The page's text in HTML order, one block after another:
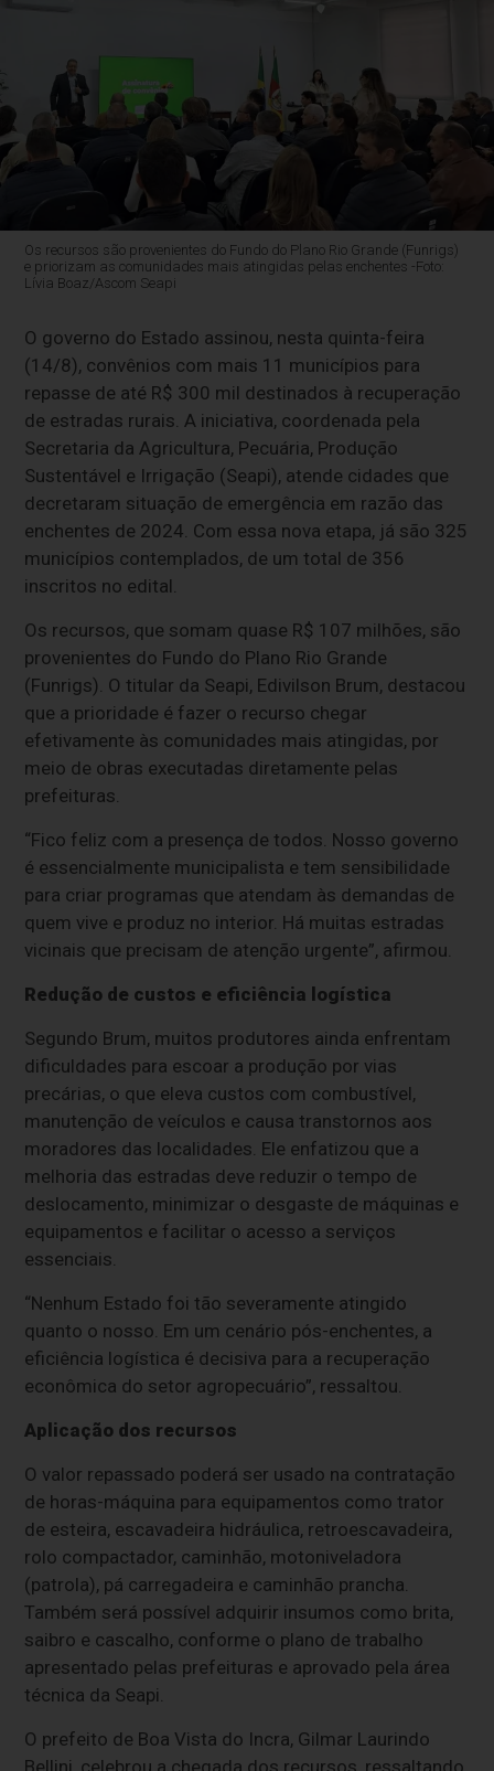
Os recursos são provenientes do Fundo do Plano Rio Grande (Funrigs)
e priorizam as comunidades mais atingidas pelas enchentes -Foto:
Lívia Boaz/Ascom Seapi
O governo do Estado assinou, nesta quinta-feira
(14/8), convênios com mais 11 municípios para
repasse de até R$ 300 mil destinados à recuperação
de estradas rurais. A iniciativa, coordenada pela
Secretaria da Agricultura, Pecuária, Produção
Sustentável e Irrigação (Seapi), atende cidades que
decretaram situação de emergência em razão das
enchentes de 2024. Com essa nova etapa, já são 325
municípios contemplados, de um total de 356
inscritos no edital.
Os recursos, que somam quase R$ 107 milhões, são
provenientes do Fundo do Plano Rio Grande
(Funrigs). O titular da Seapi, Edivilson Brum, destacou
que a prioridade é fazer o recurso chegar
efetivamente às comunidades mais atingidas, por
meio de obras executadas diretamente pelas
prefeituras.
“Fico feliz com a presença de todos. Nosso governo
é essencialmente municipalista e tem sensibilidade
para criar programas que atendam às demandas de
quem vive e produz no interior. Há muitas estradas
vicinais que precisam de atenção urgente”, afirmou.
Redução de custos e eficiência logística
Segundo Brum, muitos produtores ainda enfrentam
dificuldades para escoar a produção por vias
precárias, o que eleva custos com combustível,
manutenção de veículos e causa transtornos aos
moradores das localidades. Ele enfatizou que a
melhoria das estradas deve reduzir o tempo de
deslocamento, minimizar o desgaste de máquinas e
equipamentos e facilitar o acesso a serviços
essenciais.
“Nenhum Estado foi tão severamente atingido
quanto o nosso. Em um cenário pós-enchentes, a
eficiência logística é decisiva para a recuperação
econômica do setor agropecuário”, ressaltou.
Aplicação dos recursos
O valor repassado poderá ser usado na contratação
de horas-máquina para equipamentos como trator
de esteira, escavadeira hidráulica, retroescavadeira,
rolo compactador, caminhão, motoniveladora
(patrola), pá carregadeira e caminhão prancha.
Também será possível adquirir insumos como brita,
saibro e cascalho, conforme o plano de trabalho
apresentado pelas prefeituras e aprovado pela área
técnica da Seapi.
O prefeito de Boa Vista do Incra, Gilmar Laurindo
Bellini, celebrou a chegada dos recursos, ressaltando